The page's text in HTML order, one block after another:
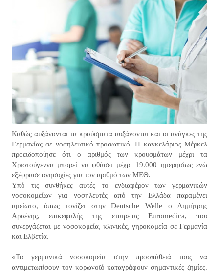
Καθώς αυξάνονται τα κρούσματα αυξάνονται και οι ανάγκες της
Γερμανίας σε νοσηλευτικό προσωπικό. Η καγκελάριος Μέρκελ
προειδοποίησε ότι ο αριθμός των κρουσμάτων μέχρι τα
Χριστούγεννα μπορεί να φθάσει μέχρι 19.000 ημερησίως ενώ
εξέφρασε ανησυχίες για τον αριθμό των ΜΕΘ.
Υπό τις συνθήκες αυτές το ενδιαφέρον των γερμανικών
νοσοκομείων για νοσηλευτές από την Ελλάδα παραμένει
αμείωτο, όπως τονίζει στην Deutsche Welle ο Δημήτρης
Αρσένης, επικεφαλής της εταιρείας Euromedica, που
συνεργάζεται με νοσοκομεία, κλινικές, γηροκομεία σε Γερμανία
και Ελβετία.
«Τα γερμανικά νοσοκομεία στην προσπάθειά τους να
αντιμετωπίσουν τον κορωνοϊό καταγράφουν σημαντικές ζημίες.